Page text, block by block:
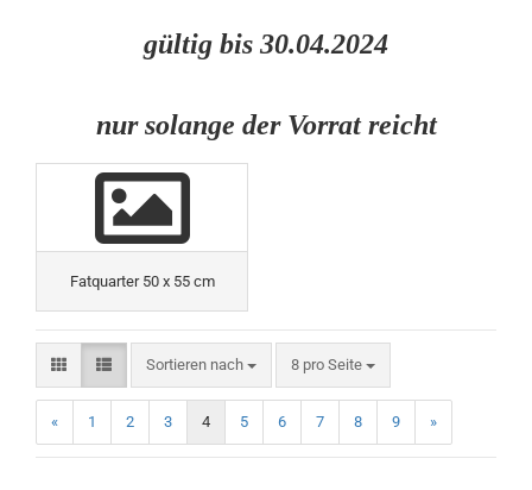
gültig bis 30.04.2024
nur solange der Vorrat reicht
Fatquarter 50 x 55 cm
Sortieren nach
Sortieren nach 8 pro Seite
pro Seite
« 1 2 3 4 5 6 7 8 9 »